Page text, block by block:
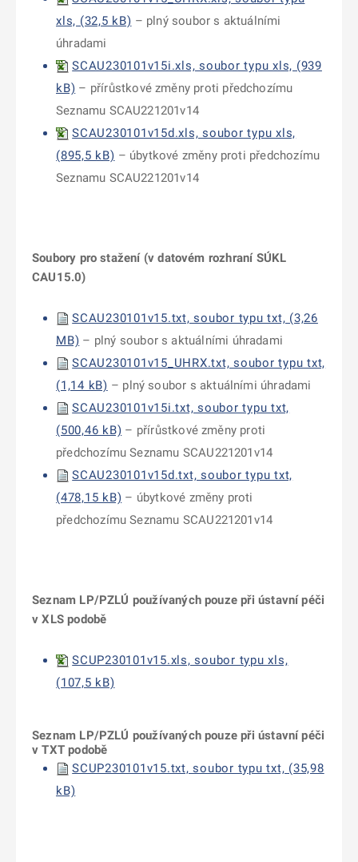
xls, (32,5 kB) – plný soubor s aktuálními
úhradami
SCAU230101v15i.xls, soubor typu xls, (939
kB) – přírůstkové změny proti předchozímu
Seznamu SCAU221201v14
SCAU230101v15d.xls, soubor typu xls,
(895,5 kB) – úbytkové změny proti předchozímu
Seznamu SCAU221201v14
Soubory pro stažení (v datovém rozhraní SÚKL
CAU15.0)
SCAU230101v15.txt, soubor typu txt, (3,26
MB) – plný soubor s aktuálními úhradami
SCAU230101v15_UHRX.txt, soubor typu txt,
(1,14 kB) – plný soubor s aktuálními úhradami
SCAU230101v15i.txt, soubor typu txt,
(500,46 kB) – přírůstkové změny proti
předchozímu Seznamu SCAU221201v14
SCAU230101v15d.txt, soubor typu txt,
(478,15 kB) – úbytkové změny proti
předchozímu Seznamu SCAU221201v14
Seznam LP/PZLÚ používaných pouze při ústavní péči
v XLS podobě
SCUP230101v15.xls, soubor typu xls,
(107,5 kB)
Seznam LP/PZLÚ používaných pouze při ústavní péči
v TXT podobě
SCUP230101v15.txt, soubor typu txt, (35,98
kB)